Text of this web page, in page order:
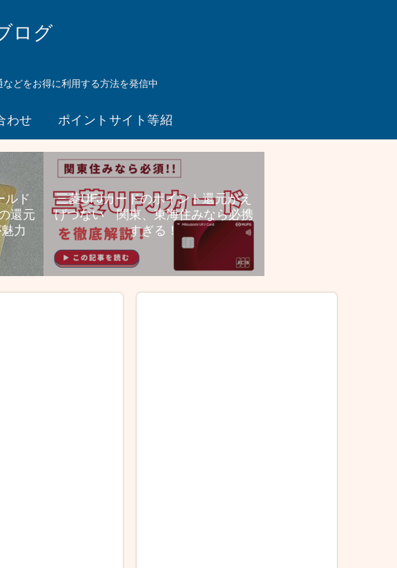
ログ
どをお得に利用する方法を発信中
わせ ポイントサイト等紹
介リンク
ルド
還元
力
UC
プラ
とい
ない
んじ
ゃな
とい
う件
航空
券高
還元
と旅
行特
典、
三菱UFJカードのポイント還元がえ
げつない 関東、東海住みなら必携
すぎる！